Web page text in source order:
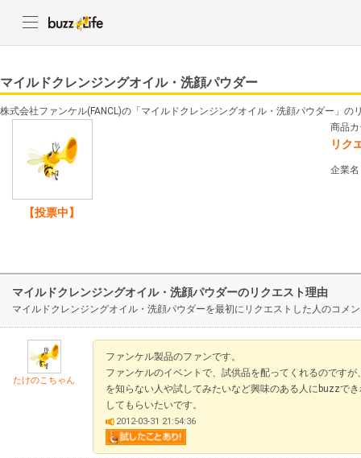
マイルドクレンジングオイル・洗顔パウダー
株式会社ファンケル(FANCL)の「マイルドクレンジングオイル・洗顔パウダー」の
【投票中】
商品
リク
企業
マイルドクレンジングオイル・洗顔パウダーのリクエスト理由
マイルドクレンジングオイル・洗顔パウダーを最初にリクエストした人のコメ
たけのこちゃん
ファンケル製品のファンです。
ファンケルのイベントで、試供品を配ってくれるのです
を知らない人や試してみたいなど興味のある人にbuzzで
してもらいたいです。
2012-03-31 21:54:36